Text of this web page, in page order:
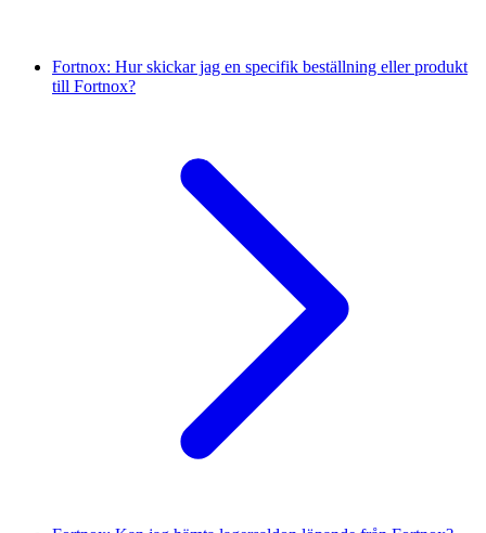
Fortnox: Hur skickar jag en specifik beställning eller produkt
till Fortnox?